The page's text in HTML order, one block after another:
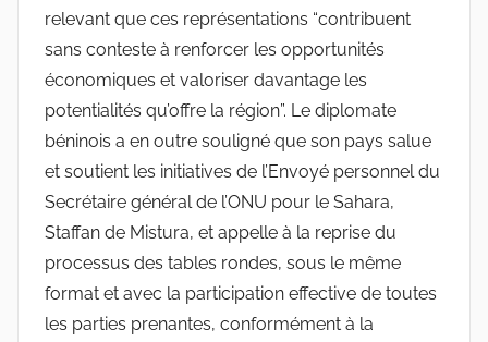
relevant que ces représentations “contribuent
sans conteste à renforcer les opportunités
économiques et valoriser davantage les
potentialités qu’offre la région”. Le diplomate
béninois a en outre souligné que son pays salue
et soutient les initiatives de l’Envoyé personnel du
Secrétaire général de l’ONU pour le Sahara,
Staffan de Mistura, et appelle à la reprise du
processus des tables rondes, sous le même
format et avec la participation effective de toutes
les parties prenantes, conformément à la